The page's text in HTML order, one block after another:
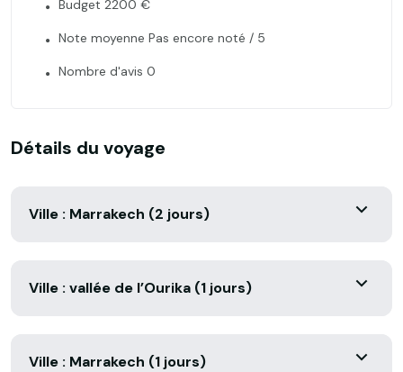
Budget 2200 €
Note moyenne Pas encore noté / 5
Nombre d'avis 0
Détails du voyage
Ville : Marrakech (2 jours)
Ville : vallée de l’Ourika (1 jours)
Ville : Marrakech (1 jours)